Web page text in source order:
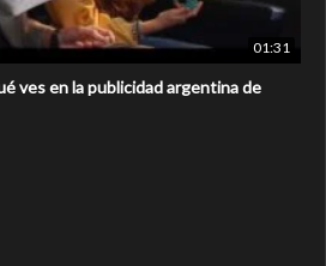
01:31
ves en la publicidad argentina de